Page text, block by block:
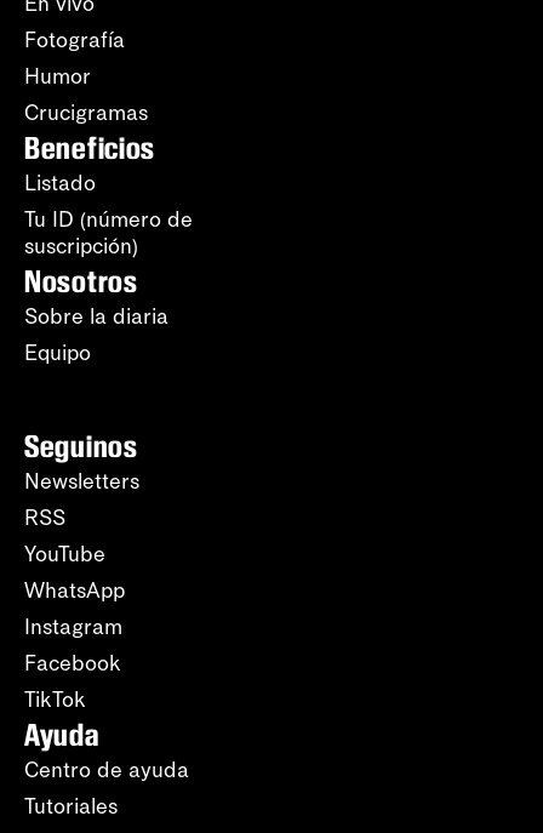
Fotografía
Humor
Crucigramas
Beneficios
Listado
Tu ID (número de
suscripción)
Nosotros
Sobre la diaria
Equipo
Seguinos
Newsletters
RSS
YouTube
WhatsApp
Instagram
Facebook
TikTok
Ayuda
Centro de ayuda
Tutoriales